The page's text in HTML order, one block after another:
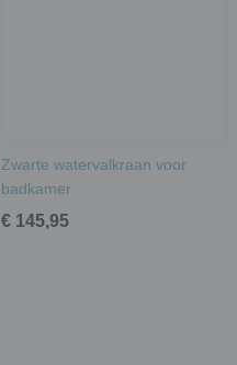
Zwarte watervalkraan voor
badkamer
€ 145,95